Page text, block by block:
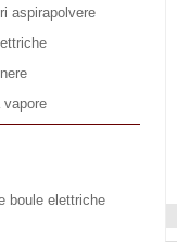
aspirapolvere
vapore
boule elettriche